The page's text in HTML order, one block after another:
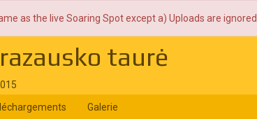
as the live Soaring Spot except a) Uploads are
taurė
Galerie